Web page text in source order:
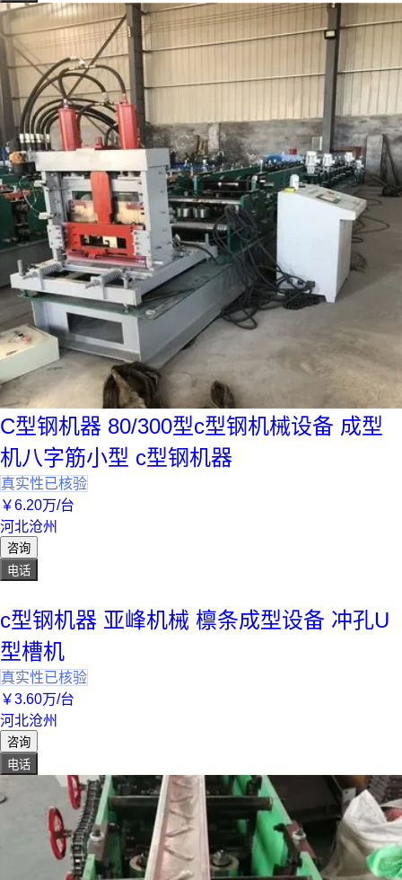
C型钢机器 80/300型c型钢机械设备 成型
机八字筋小型 c型钢机器
真实性已核验
￥6.20万/台
河北沧州
咨询
电话
c型钢机器 亚峰机械 檩条成型设备 冲孔U
型槽机
真实性已核验
￥3.60万/台
河北沧州
咨询
电话